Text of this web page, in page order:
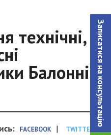
Записатися на консультацiю
технічні,
Балонні
FACEBOOK | TWITTER